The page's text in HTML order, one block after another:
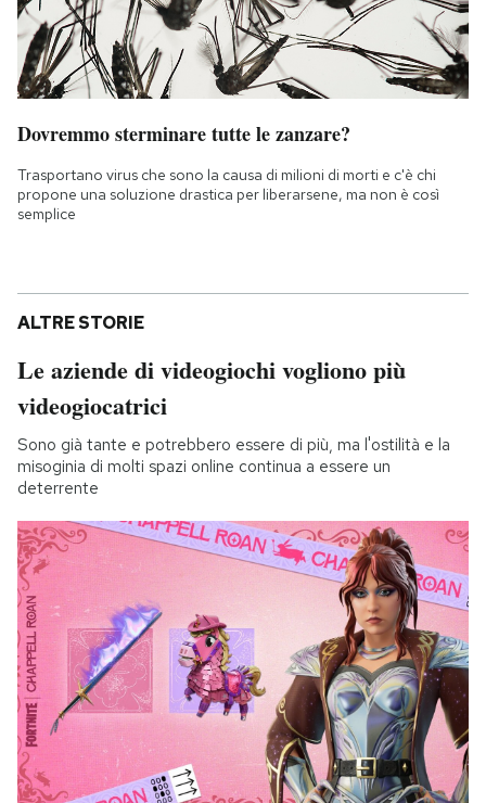
Dovremmo sterminare tutte le zanzare?
Trasportano virus che sono la causa di milioni di morti e c'è chi
propone una soluzione drastica per liberarsene, ma non è così
semplice
ALTRE STORIE
Le aziende di videogiochi vogliono più
videogiocatrici
Sono già tante e potrebbero essere di più, ma l'ostilità e la
misoginia di molti spazi online continua a essere un
deterrente